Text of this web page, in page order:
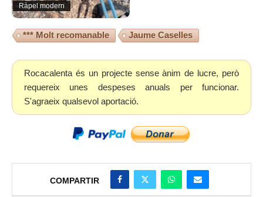
Ràpel modern
*** Molt recomanable Jaume Caselles
Rocacalenta és un projecte sense ànim de lucre, però
requereix unes despeses anuals per funcionar.
S'agraeix qualsevol aportació.
COMPARTIR